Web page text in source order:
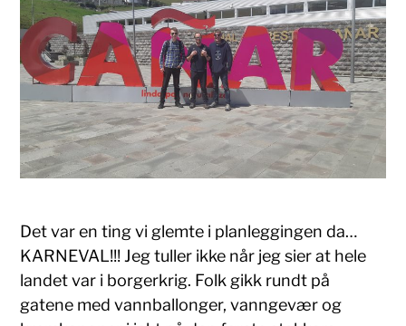
Det var en ting vi glemte i planleggingen da…
KARNEVAL!!! Jeg tuller ikke når jeg sier at hele
landet var i borgerkrig. Folk gikk rundt på
gatene med vannballonger, vanngevær og